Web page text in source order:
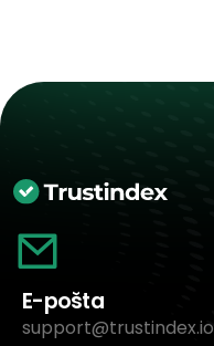
E-pošta
support@trustindex.io